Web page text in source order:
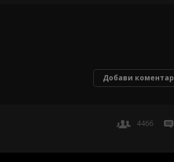
Добави коментар
4466